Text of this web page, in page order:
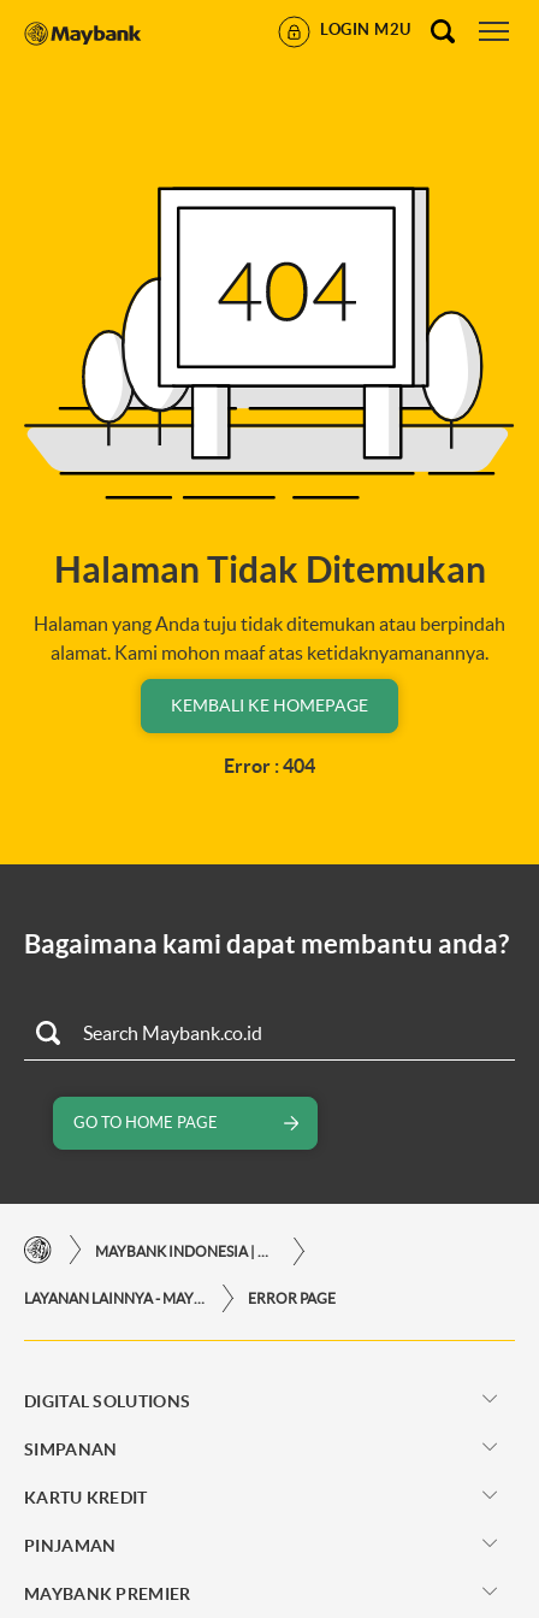
LOGIN M2U
Halaman Tidak Ditemukan
Halaman yang Anda tuju tidak ditemukan atau berpindah
alamat. Kami mohon maaf atas ketidaknyamanannya.
KEMBALI KE HOMEPAGE
Error : 404
Bagaimana kami dapat membantu anda?
GO TO HOME PAGE
ERROR PAGE
DIGITAL SOLUTIONS
SIMPANAN
KARTU KREDIT
PINJAMAN
MAYBANK PREMIER